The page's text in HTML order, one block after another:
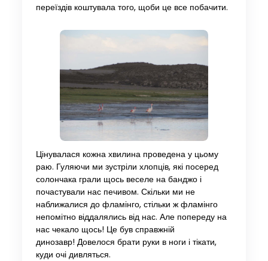
переїздів коштувала того, щоби це все побачити.
Цінувалася кожна хвилина проведена у цьому
раю. Гуляючи ми зустріли хлопців, які посеред
солончака грали щось веселе на банджо і
почастували нас печивом. Скільки ми не
наближалися до фламінго, стільки ж фламінго
непомітно віддалялись від нас. Але попереду на
нас чекало щось! Це був справжній
динозавр! Довелося брати руки в ноги і тікати,
куди очі дивляться.